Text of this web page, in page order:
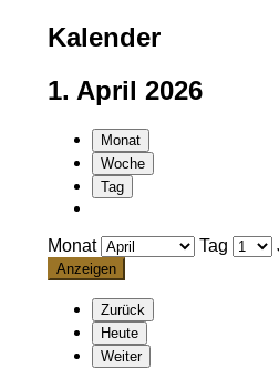
Kalender
1. April 2026
Monat
Woche
Tag
Monat Tag
Zurück
Heute
Weiter